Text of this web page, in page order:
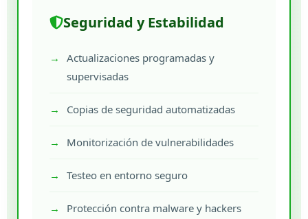
Seguridad y Estabilidad
Actualizaciones programadas y
supervisadas
Copias de seguridad automatizadas
Monitorización de vulnerabilidades
Testeo en entorno seguro
Protección contra malware y hackers